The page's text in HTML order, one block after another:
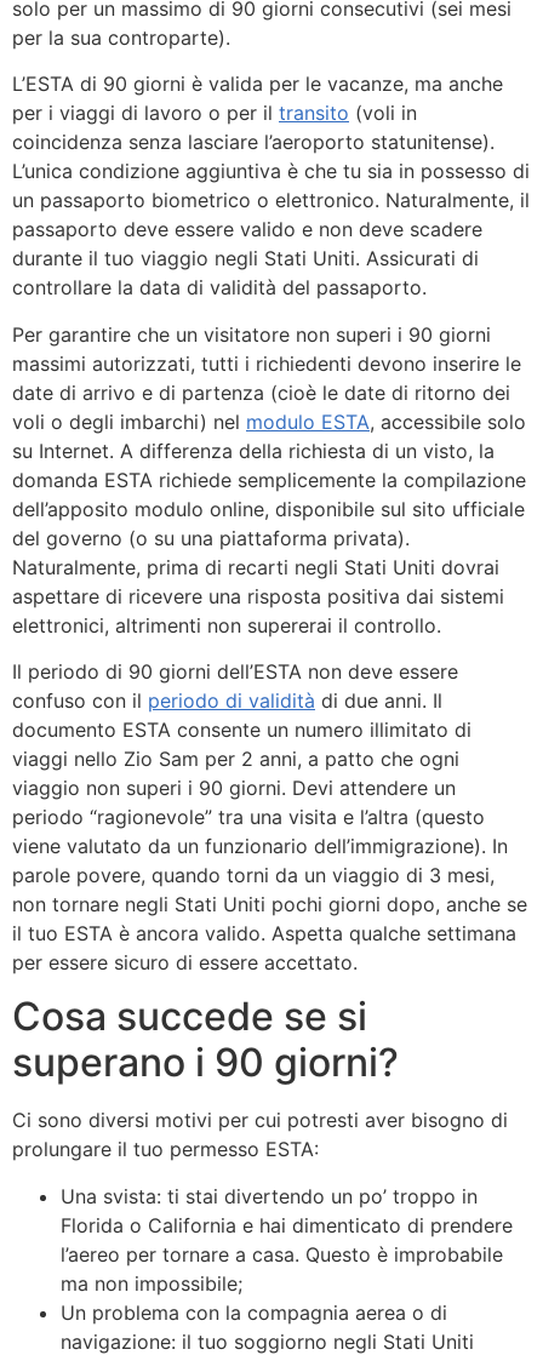
solo per un massimo di 90 giorni consecutivi (sei mesi
per la sua controparte).
L’ESTA di 90 giorni è valida per le vacanze, ma anche
per i viaggi di lavoro o per il transito (voli in
coincidenza senza lasciare l’aeroporto statunitense).
L’unica condizione aggiuntiva è che tu sia in possesso di
un passaporto biometrico o elettronico. Naturalmente, il
passaporto deve essere valido e non deve scadere
durante il tuo viaggio negli Stati Uniti. Assicurati di
controllare la data di validità del passaporto.
Per garantire che un visitatore non superi i 90 giorni
massimi autorizzati, tutti i richiedenti devono inserire le
date di arrivo e di partenza (cioè le date di ritorno dei
voli o degli imbarchi) nel modulo ESTA, accessibile solo
su Internet. A differenza della richiesta di un visto, la
domanda ESTA richiede semplicemente la compilazione
dell’apposito modulo online, disponibile sul sito ufficiale
del governo (o su una piattaforma privata).
Naturalmente, prima di recarti negli Stati Uniti dovrai
aspettare di ricevere una risposta positiva dai sistemi
elettronici, altrimenti non supererai il controllo.
Il periodo di 90 giorni dell’ESTA non deve essere
confuso con il periodo di validità di due anni. Il
documento ESTA consente un numero illimitato di
viaggi nello Zio Sam per 2 anni, a patto che ogni
viaggio non superi i 90 giorni. Devi attendere un
periodo “ragionevole” tra una visita e l’altra (questo
viene valutato da un funzionario dell’immigrazione). In
parole povere, quando torni da un viaggio di 3 mesi,
non tornare negli Stati Uniti pochi giorni dopo, anche se
il tuo ESTA è ancora valido. Aspetta qualche settimana
per essere sicuro di essere accettato.
Cosa succede se si
superano i 90 giorni?
Ci sono diversi motivi per cui potresti aver bisogno di
prolungare il tuo permesso ESTA:
Una svista: ti stai divertendo un po’ troppo in
Florida o California e hai dimenticato di prendere
l’aereo per tornare a casa. Questo è improbabile
ma non impossibile;
Un problema con la compagnia aerea o di
navigazione: il tuo soggiorno negli Stati Uniti